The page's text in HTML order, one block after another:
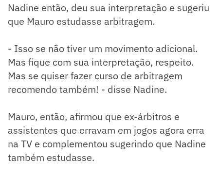
Nadine então, deu sua interpretação e sugeriu
que Mauro estudasse arbitragem.
- Isso se não tiver um movimento adicional.
Mas fique com sua interpretação, respeito.
Mas se quiser fazer curso de arbitragem
recomendo também! - disse Nadine.
Mauro, então, afirmou que ex-árbitros e
assistentes que erravam em jogos agora erra
na TV e complementou sugerindo que Nadine
também estudasse.